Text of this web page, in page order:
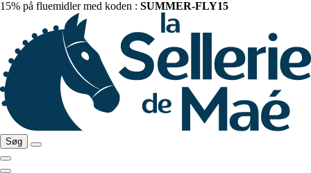
15% på fluemidler med koden : SUMMER-FLY15
Søg